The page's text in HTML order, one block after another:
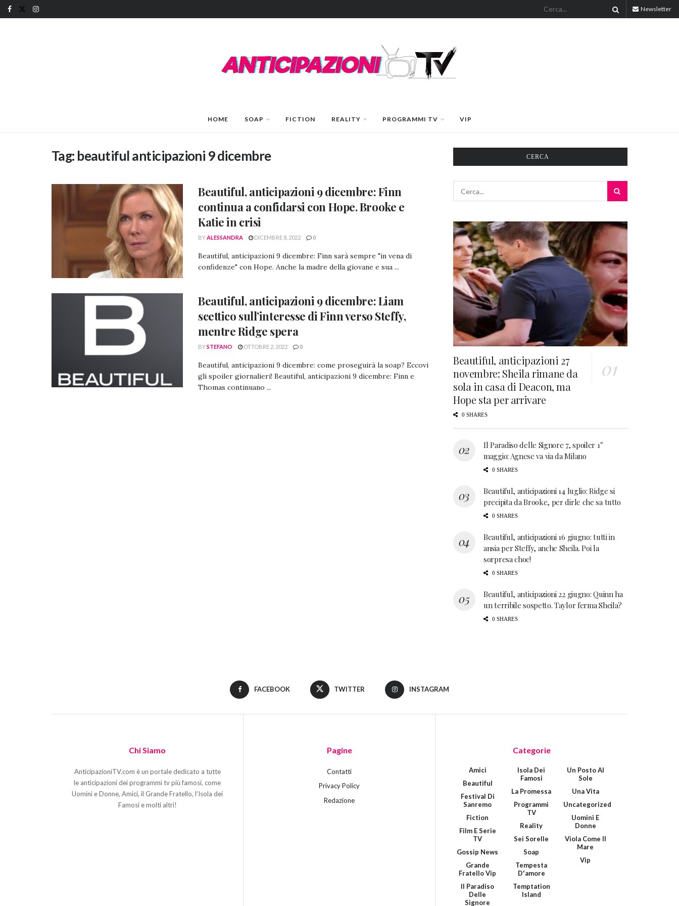
Newsletter
HOME SOAP FICTION REALITY PROGRAMMI TV VIP
Tag: beautiful anticipazioni 9 dicembre
Beautiful, anticipazioni 9 dicembre: Finn
continua a confidarsi con Hope. Brooke e
Katie in crisi
BYALESSANDRA DICEMBRE 8, 2022 0
Beautiful, anticipazioni 9 dicembre: Finn sarà sempre "in vena di
confidenze" con Hope. Anche la madre della giovane e sua ...
Beautiful, anticipazioni 9 dicembre: Liam
scettico sull’interesse di Finn verso Steffy,
mentre Ridge spera
BYSTEFANO OTTOBRE 2, 2022 0
Beautiful, anticipazioni 9 dicembre: come proseguirà la soap? Eccovi
gli spoiler giornalieri! Beautiful, anticipazioni 9 dicembre: Finn e
Thomas continuano ...
CERCA
Beautiful, anticipazioni 27
novembre: Sheila rimane da
sola in casa di Deacon, ma
Hope sta per arrivare
0 SHARES
Il Paradiso delle Signore 7, spoiler 1°
maggio: Agnese va via da Milano
0 SHARES
Beautiful, anticipazioni 14 luglio: Ridge si
precipita da Brooke, per dirle che sa tutto
0 SHARES
Beautiful, anticipazioni 16 giugno: tutti in
ansia per Steffy, anche Sheila. Poi la
sorpresa choc!
0 SHARES
Beautiful, anticipazioni 22 giugno: Quinn ha
un terribile sospetto. Taylor ferma Sheila?
0 SHARES
FACEBOOK TWITTER INSTAGRAM
Chi Siamo
AnticipazioniTV.com è un portale dedicato a tutte
le anticipazioni dei programmi tv più famosi, come
Uomini e Donne, Amici, il Grande Fratello, l'Isola dei
Famosi e molti altri!
Pagine
Contatti
Privacy Policy
Redazione
Categorie
Amici
Beautiful
Festival Di
Sanremo
Fiction
Film E Serie
TV
Gossip News
Grande
Fratello Vip
Il Paradiso
Delle
Signore
Isola Dei
Famosi
La Promessa
Programmi
TV
Reality
Sei Sorelle
Soap
Tempesta
D'amore
Temptation
Island
Un Posto Al
Sole
Una Vita
Uncategorized
Uomini E
Donne
Viola Come Il
Mare
Vip